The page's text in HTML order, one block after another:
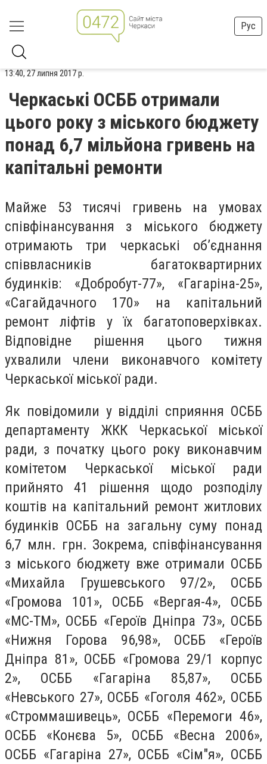
Рус
13:40, 27 липня 2017 р.
Черкаські ОСББ отримали
цього року з міського бюджету
понад 6,7 мільйона гривень на
капітальні ремонти
Майже 53 тисячі гривень на умовах
співфінансування з міського бюджету
отримають три черкаські об’єднання
співвласників багатоквартирних
будинків: «Добробут-77», «Гагаріна-25»,
«Сагайдачного 170» на капітальний
ремонт ліфтів у їх багатоповерхівках.
Відповідне рішення цього тижня
ухвалили члени виконавчого комітету
Черкаської міської ради.
Як повідомили у відділі сприяння ОСББ
департаменту ЖКК Черкаської міської
ради, з початку цього року виконавчим
комітетом Черкаської міської ради
прийнято 41 рішення щодо розподілу
коштів на капітальний ремонт житлових
будинків ОСББ на загальну суму понад
6,7 млн. грн. Зокрема, співфінансування
з міського бюджету вже отримали ОСББ
«Михайла Грушевського 97/2», ОСББ
«Громова 101», ОСББ «Вергая-4», ОСББ
«МС-ТМ», ОСББ «Героїв Дніпра 73», ОСББ
«Нижня Горова 96,98», ОСББ «Героїв
Дніпра 81», ОСББ «Громова 29/1 корпус
2», ОСББ «Гагаріна 85,87», ОСББ
«Невського 27», ОСББ «Гоголя 462», ОСББ
«Строммашивець», ОСББ «Перемоги 46»,
ОСББ «Конєва 5», ОСББ «Весна 2006»,
ОСББ «Гагаріна 27», ОСББ «Сім"я», ОСББ